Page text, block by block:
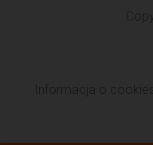
Informacja o cookies